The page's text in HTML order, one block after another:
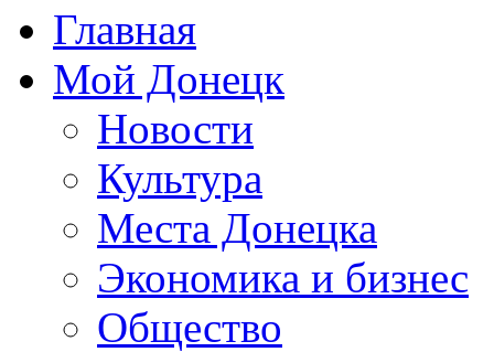
Главная
Мой Донецк
Новости
Культура
Места Донецка
Экономика и бизнес
Общество